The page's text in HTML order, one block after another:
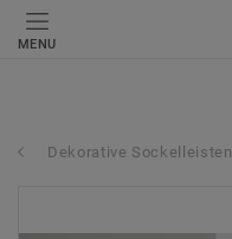
MENU
Dekorative